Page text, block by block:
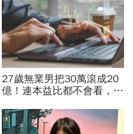
27歲無業男把30萬滾成20
億！連本益比都不會看，氣
翻1萬倍的秘訣「年輕又
窮」